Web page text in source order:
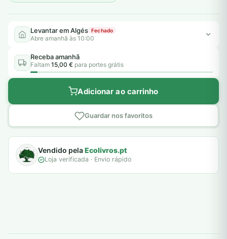
Levantar em Algés Fechado
Abre amanhã às 10:00
Receba amanhã
Faltam 15,00 € para portes grátis
Adicionar ao carrinho
Guardar nos favoritos
Vendido pelaEcolivros.pt
Loja verificada · Envio rápido